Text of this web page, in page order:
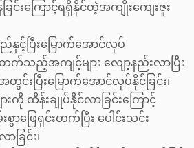
ခြင်းကြောင့်ရရှိနိုင်တဲ့အကျိုးကျေးဇူး
နှင့်ပြီးမြောက်အောင်လုပ်
ည့်အကျင့်များ လျော့နည်းလာပြီး
းပြီးမြောက်အောင်လုပ်နိုင်ခြင်း၊
းကို ထိန်းချုပ်နိုင်လာခြင်းကြောင့်
းစွာဖြေရှင်းတက်ပြီး ပေါင်းသင်း
ခြင်း၊